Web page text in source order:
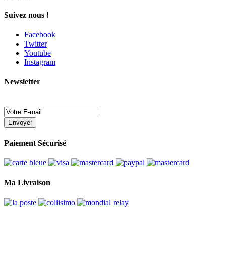
Suivez nous !
Facebook
Twitter
Youtube
Instagram
Newsletter
Envoyer
Paiement Sécurisé
Ma Livraison